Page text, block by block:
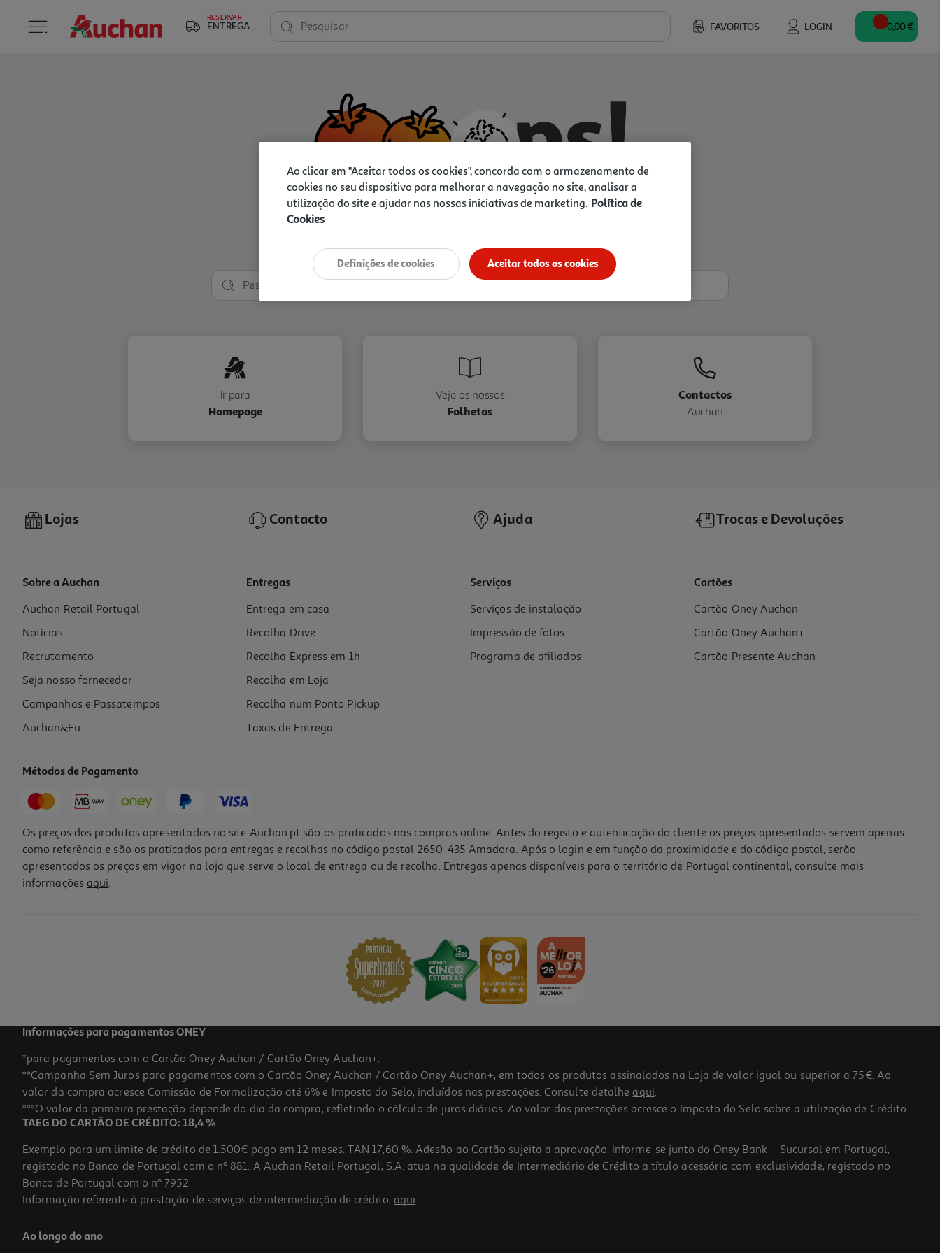
RESERVAR
ENTREGA FAVORITOS LOGIN
Pesquisar 0,00 €
Vamos tentar de novo?
Ir para
Homepage
Veja os nossos
Folhetos
Contactos
Auchan
Lojas Contacto Ajuda Trocas e Devoluções
Sobre a Auchan
Auchan Retail Portugal
Notícias
Recrutamento
Seja nosso fornecedor
Campanhas e Passatempos
Auchan&Eu
Entregas
Entrega em casa
Recolha Drive
Recolha Express em 1h
Recolha em Loja
Recolha num Ponto Pickup
Taxas de Entrega
Serviços
Serviços de instalação
Impressão de fotos
Programa de afiliados
Cartões
Cartão Oney Auchan
Cartão Oney Auchan+
Cartão Presente Auchan
Métodos de Pagamento
Os preços dos produtos apresentados no site Auchan.pt são os praticados nas compras online. Antes do registo e autenticação do cliente os preços apresentados servem apenas
como referência e são os praticados para entregas e recolhas no código postal 2650-435 Amadora. Após o login e em função da proximidade e do código postal, serão
apresentados os preços em vigor na loja que serve o local de entrega ou de recolha. Entregas apenas disponíveis para o território de Portugal continental, consulte mais
informações aqui.
Informações para pagamentos ONEY
*para pagamentos com o Cartão Oney Auchan / Cartão Oney Auchan+.
**Campanha Sem Juros para pagamentos com o Cartão Oney Auchan / Cartão Oney Auchan+, em todos os produtos assinalados na Loja de valor igual ou superior a 75€. Ao
valor da compra acresce Comissão de Formalização até 6% e Imposto do Selo, incluídos nas prestações. Consulte detalhe aqui.
***O valor da primeira prestação depende do dia da compra, refletindo o cálculo de juros diários. Ao valor das prestações acresce o Imposto do Selo sobre a utilização de Crédito.
TAEG DO CARTÃO DE CRÉDITO: 18,4 %
Exemplo para um limite de crédito de 1.500€ pago em 12 meses. TAN 17,60 %. Adesão ao Cartão sujeita a aprovação. Informe-se junto do Oney Bank – Sucursal em Portugal,
registado no Banco de Portugal com o nº 881. A Auchan Retail Portugal, S.A. atua na qualidade de Intermediário de Crédito a título acessório com exclusividade, registado no
Banco de Portugal com o nº 7952.
Informação referente à prestação de serviços de intermediação de crédito, aqui.
Ao longo do ano
Ao clicar em "Aceitar todos os cookies", concorda com o armazenamento de
cookies no seu dispositivo para melhorar a navegação no site, analisar a
utilização do site e ajudar nas nossas iniciativas de marketing. Política de
Cookies
Aceitar todos os cookies
Definições de cookies